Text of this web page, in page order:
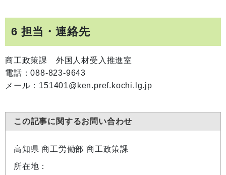
6 担当・連絡先
商工政策課 外国人材受入推進室
電話：088-823-9643
メール：151401@ken.pref.kochi.lg.jp
この記事に関するお問い合わせ
高知県 商工労働部 商工政策課
所在地：